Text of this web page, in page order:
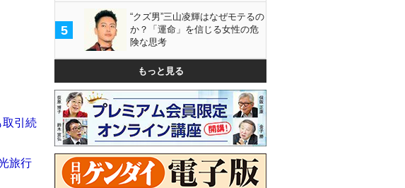
引続
旅行
5
“クズ男”三山凌輝はなぜモテるの
か？「運命」を信じる女性の危
険な思考
もっと見る